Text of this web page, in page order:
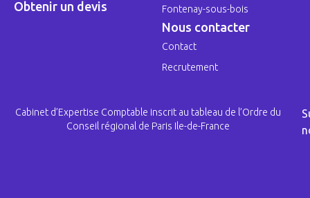
Obtenir un devis
Fontenay-sous-bois
Nous contacter
Contact
Recrutement
Cabinet d’Expertise Comptable inscrit au tableau de l’Ordre du
Conseil régional de Paris Ile-de-France